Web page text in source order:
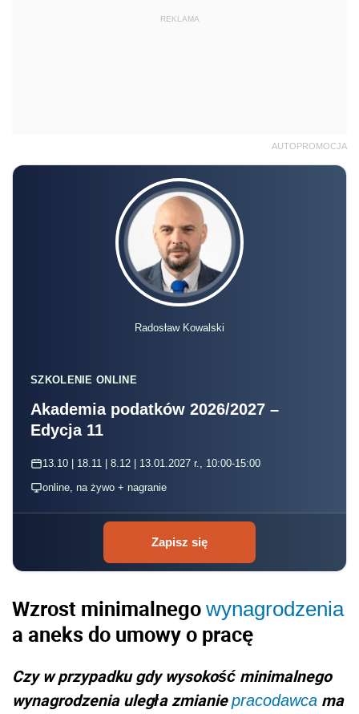
REKLAMA
AUTOPROMOCJA
Radosław Kowalski
SZKOLENIE ONLINE
Akademia podatków 2026/2027 –
Edycja 11
13.10 | 18.11 | 8.12 | 13.01.2027 r., 10:00-15:00
online, na żywo + nagranie
Zapisz się
Wzrost minimalnego wynagrodzenia
a aneks do umowy o pracę
Czy w przypadku gdy wysokość minimalnego
wynagrodzenia uległa zmianiepracodawca ma